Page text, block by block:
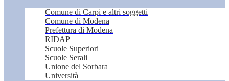
Comune di Carpi e altri soggetti
Comune di Modena
Prefettura di Modena
RIDAP
Scuole Superiori
Scuole Serali
Unione del Sorbara
Università